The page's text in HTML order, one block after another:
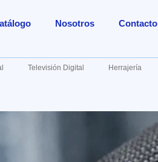
Nosotros Contacto
Televisión Digital Herrajería